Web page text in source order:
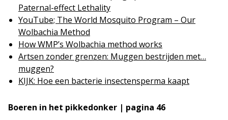
Paternal-effect Lethality
YouTube; The World Mosquito Program – Our
Wolbachia Method
How WMP’s Wolbachia method works
Artsen zonder grenzen: Muggen bestrijden met…
muggen?
KIJK: Hoe een bacterie insectensperma kaapt
Boeren in het pikkedonker | pagina 46